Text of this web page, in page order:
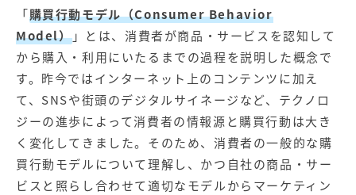
ボード
マーケティングサービスの製品
【店舗型ビジネス向け】エリ
ア
マーケティングサービス
【金融機関向け】マーケティ
ング
サービス
【IT企業向け】マーケティン
グ
サービス
SNSアカウント運用代行サー
ビス（LINE）
「購買行動モデル（Consumer Behavior
Model）」とは、消費者が商品・サービスを認知して
から購入・利用にいたるまでの過程を説明した概念で
す。昨今ではインターネット上のコンテンツに加え
て、SNSや街頭のデジタルサイネージなど、テクノロ
ジーの進歩によって消費者の情報源と購買行動は大き
く変化してきました。そのため、消費者の一般的な購
買行動モデルについて理解し、かつ自社の商品・サー
ビスと照らし合わせて適切なモデルからマーケティン